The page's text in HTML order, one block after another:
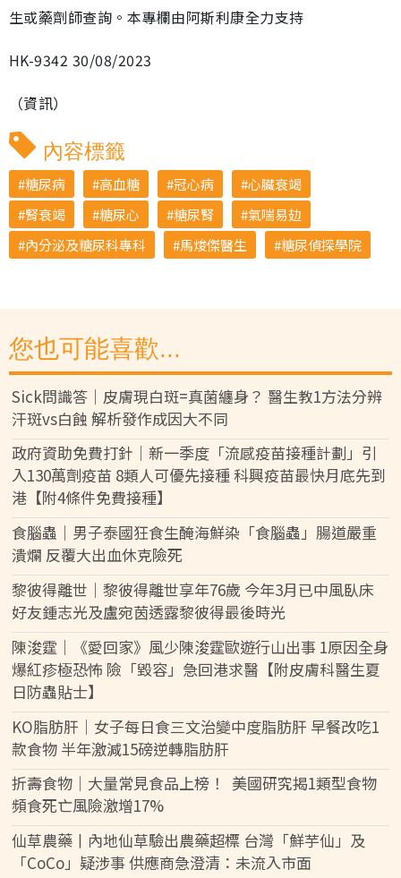
生或藥劑師查詢。本專欄由阿斯利康全力支持
HK-9342 30/08/2023
（資訊）
內容標籤
糖尿病 高血糖 冠心病
心臟衰竭
腎衰竭
糖尿心 糖尿腎
氣喘易攰
內分泌及糖尿科專科
馬焌傑醫生 糖尿偵探學院
您也可能喜歡...
Sick問識答｜皮膚現白斑=真菌纏身？ 醫生教1方法分辨
汗斑vs白蝕 解析發作成因大不同
政府資助免費打針｜新一季度「流感疫苗接種計劃」引
入130萬劑疫苗 8類人可優先接種 科興疫苗最快月底先到
港【附4條件免費接種】
食腦蟲｜男子泰國狂食生醃海鮮染「食腦蟲」腸道嚴重
潰爛 反覆大出血休克險死
黎彼得離世｜黎彼得離世享年76歲 今年3月已中風臥床
好友鍾志光及盧宛茵透露黎彼得最後時光
陳浚霆｜《愛回家》風少陳浚霆歐遊行山出事 1原因全身
爆紅疹極恐怖 險「毀容」急回港求醫【附皮膚科醫生夏
日防蟲貼士】
KO脂肪肝｜女子每日食三文治變中度脂肪肝 早餐改吃1
款食物 半年激減15磅逆轉脂肪肝
折壽食物｜大量常見食品上榜！ 美國研究揭1類型食物
頻食死亡風險激增17%
仙草農藥丨內地仙草驗出農藥超標 台灣「鮮芋仙」及
「CoCo」疑涉事 供應商急澄清：未流入市面